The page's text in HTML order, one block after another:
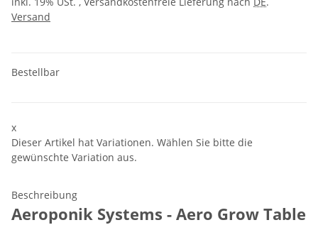
Versand
Bestellbar
x
Dieser Artikel hat Variationen. Wählen Sie bitte die
gewünschte Variation aus.
Beschreibung
Aeroponik Systems - Aero Grow Table